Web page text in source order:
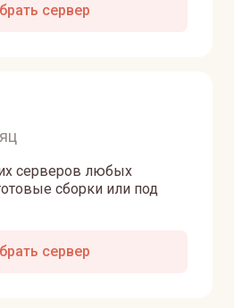
сервер
серверов любых
сборки или под
сервер